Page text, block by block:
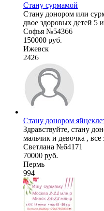
Стану сурмамой
Стану донором или
двое здоровых детей 5
Софья №54366
150000 руб.
Ижевск
2426
Стану донором
Здравствуйте, стану
мальчик и девочка , все
Светлана №64171
70000 руб.
Пермь
994